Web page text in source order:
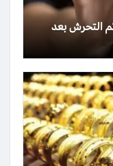
التحرش بعد